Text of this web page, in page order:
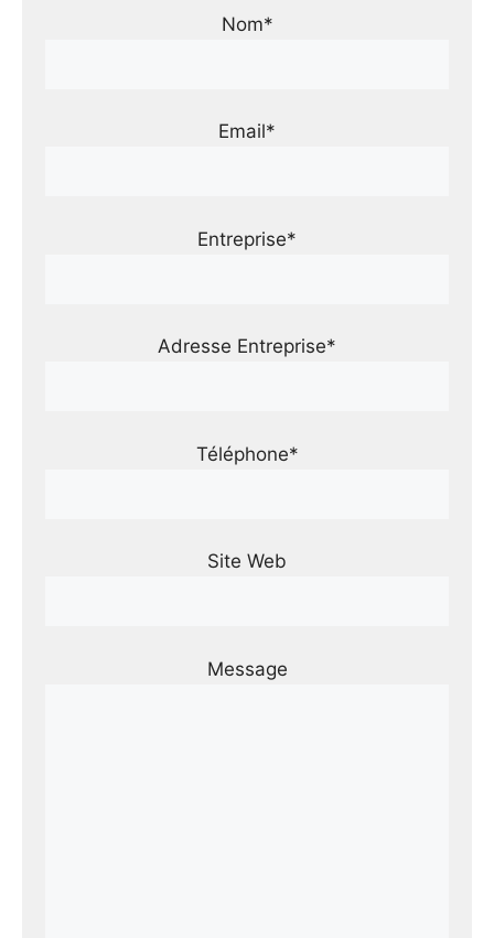
Nom*
Email*
Entreprise*
Adresse Entreprise*
Téléphone*
Site Web
Message